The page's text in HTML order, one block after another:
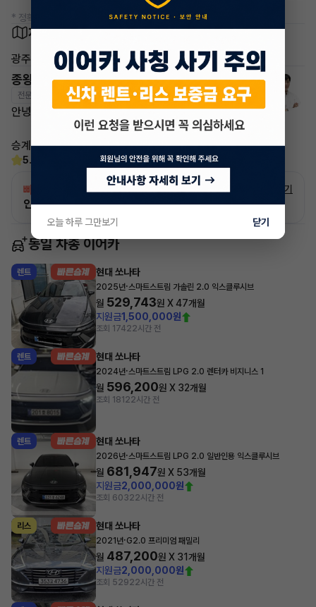
* 정확한 정보는 판매자와 반드시 확인하시기 바랍니다.
차량 위치
광주광역시
종왕현 매니저
전문교육수료 자격인증완료
안녕하세요~ 이어카 종왕현 매니저입니다.
승계하시면서 불편한점 없도록 깔끔하게 진행드리겠습니다!
5.0
빠른승계
서비스
인증 차량으로 승계하는 이유?
자세히 보기
동일 차종 이어카
렌트 현대 쏘나타
2025년·스마트스트림 가솔린 2.0 익스클루시브
월 529,743원 X47개월
지원금1,500,000원
조회 17422시간 전
렌트 현대 쏘나타
2024년·스마트스트림 LPG 2.0 렌터카 비지니스 1
월 596,200원 X 32개월
조회 181 22시간 전
렌트 현대 쏘나타
2026년·스마트스트림 LPG 2.0 일반인용 익스클루시브
월 681,947원 X 53개월
지원금2,000,000원
조회 60322시간 전
리스 현대 쏘나타
2021년·G2.0 프리미엄 패밀리
월 487,200원 X 31개월
지원금2,000,000원
조회 52922시간 전
오늘 하루 그만보기 닫기